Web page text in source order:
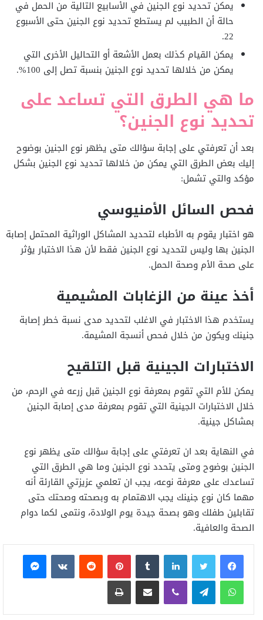
يمكن تحديد نوع الجنين في الأسابيع التالية من الحمل في
حالة أن الطبيب لم يستطع تحديد نوع الجنين حتى الأسبوع
22.
يمكن القيام كذلك بعمل الأشعة أو التحاليل الأخرى التي
يمكن من خلالها تحديد نوع الجنين بنسبة تصل إلى 100%.
ما هي الطرق التي تساعد على
تحديد نوع الجنين؟
بعد أن تعرفتي على إجابة سؤالك متى يظهر نوع الجنين بوضوح
إليك بعض الطرق التي يمكن من خلالها تحديد نوع الجنين بشكل
مؤكد والتي تشمل:
فحص السائل الأمنيوسي
هو اختبار يقوم به الأطباء لتحديد المشاكل الوراثية المحتمل إصابة
الجنين بها وليس لتحديد نوع الجنين فقط لأن هذا الاختبار يؤثر
على صحة الأم وصحة الحمل.
أخذ عينة من الزغابات المشيمية
يستخدم هذا الاختبار في الاغلب لتحديد مدى نسبة خطر إصابة
جنينك ويكون من خلال فحص أنسجة المشيمة.
الاختبارات الجينية قبل التلقيح
يمكن للأم التي تقوم بمعرفة نوع الجنين قبل زرعه في الرحم، من
خلال الاختبارات الجينية التي تقوم بمعرفة مدى إصابة الجنين
بمشاكل جينية.
في النهاية بعد ان تعرفتي على إجابة سؤالك متى يظهر نوع
الجنين بوضوح ومتى يتحدد نوع الجنين وما هي الطرق التي
تساعدك على معرفة نوعه، يجب ان تعلمي عزيزتي القارئة أنه
مهما كان نوع جنينك يجب الاهتمام به وبصحته وصحتك حتى
تقابلين طفلك وهو بصحة جيدة يوم الولادة، ونتمى لكما دوام
الصحة والعافية.
فيسبوكتويتر لينكدإن بينتيريست
ماسنجر
واتساب تيلقرام ڤايبر مشاركة عبر البريد طباعة